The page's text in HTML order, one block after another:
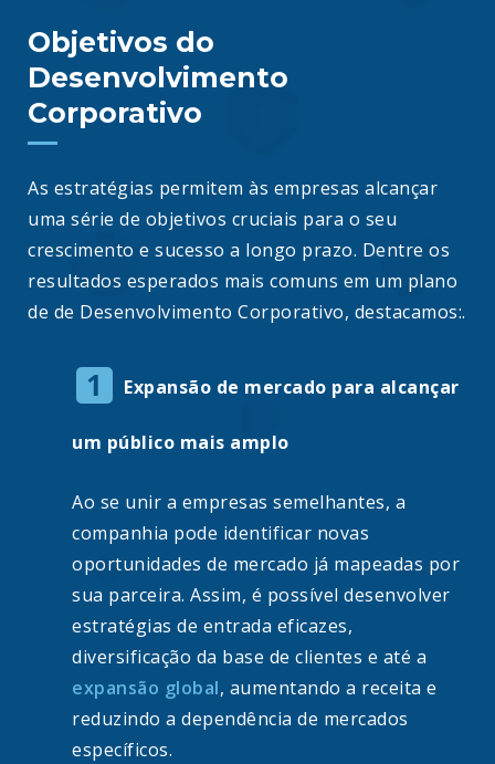
Objetivos do
Desenvolvimento
Corporativo
As estratégias permitem às empresas alcançar
uma série de objetivos cruciais para o seu
crescimento e sucesso a longo prazo. Dentre os
resultados esperados mais comuns em um plano
de de Desenvolvimento Corporativo, destacamos:.
Expansão de mercado para alcançar
um público mais amplo
Ao se unir a empresas semelhantes, a
companhia pode identificar novas
oportunidades de mercado já mapeadas por
sua parceira. Assim, é possível desenvolver
estratégias de entrada eficazes,
diversificação da base de clientes e até a
expansão global, aumentando a receita e
reduzindo a dependência de mercados
específicos.